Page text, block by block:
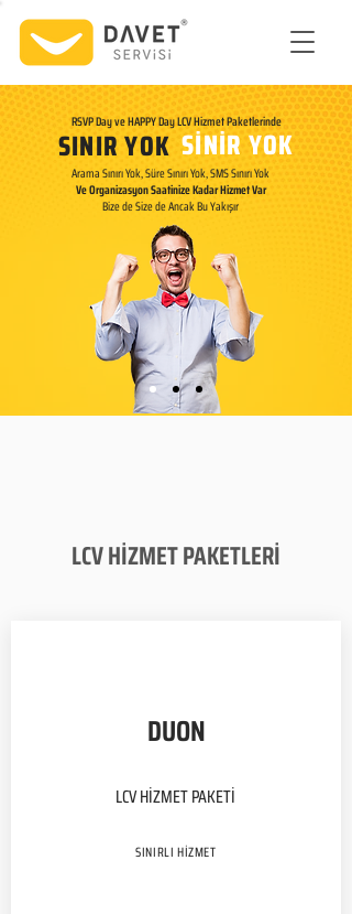
RSVP Day ve HAPPY Day LCV Hizmet Paketlerinde
SINIR YOK SİNİR YOK
Arama Sınırı Yok, Süre Sınırı Yok, SMS Sınırı Yok
Ve Organizasyon Saatinize Kadar Hizmet Var​
Bize de Size de Ancak Bu Yakışır
LCV HİZMET PAKETLERİ
DUON
LCV HİZMET PAKETİ
SINIRLI HİZMET